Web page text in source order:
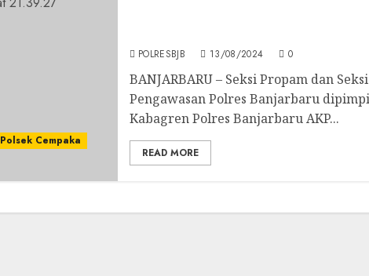
Polsek Cempaka
POLRESBJB 13/08/2024 0
BANJARBARU – Seksi Propam dan Seksi
Pengawasan Polres Banjarbaru
Kabagren Polres Banjarbaru AKP...
READ MORE